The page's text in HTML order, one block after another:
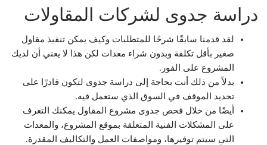
دراسة جدوى لشركات المقاولات
لقد قدمنا ​​سابقًا شرحًا للمتطلبات وكيف يمكن تنفيذ مقاول
صغير بأقل تكلفة وبدون شراء معدات لكن هذا لا يعني أن لديك
المشروع على الفور.
بدلاً من ذلك أنت بحاجة إلى دراسة جدوى لتكون قادرًا على
تحديد الموقف في السوق الذي ستعمل فيه.
أيضًا من خلال فحص جدوى مشروع المقاول يمكنك التعرف
على المشكلات الفنية المتعلقة بموقع المشروع، والمعدات
التي سيتم توفيرها، ومواصفات العمل والتكاليف المقدرة.